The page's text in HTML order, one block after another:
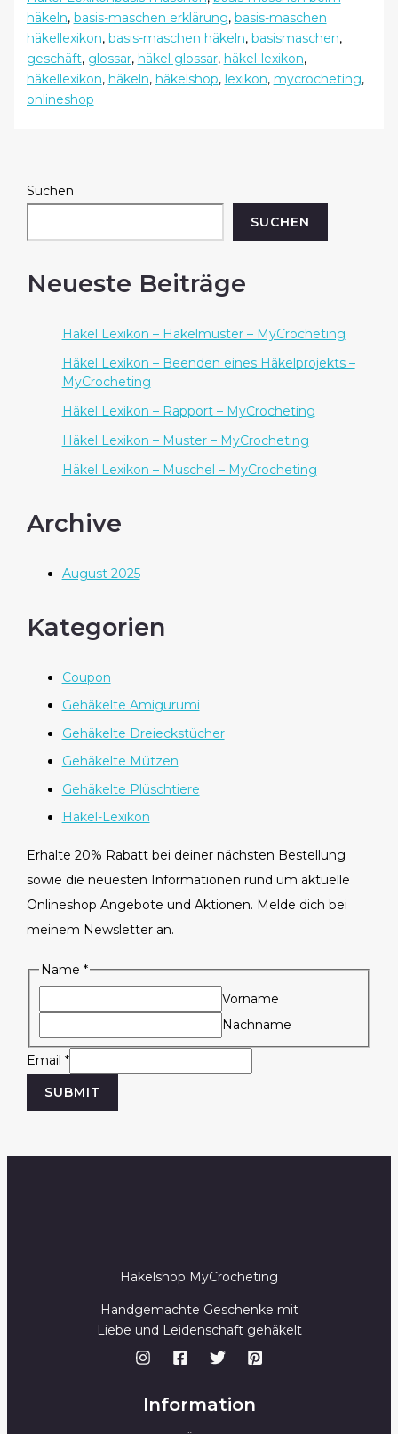
–
Basis-
Maschen
–
MyCrocheting
häkeln, basis-maschen erklärung, basis-maschen
häkellexikon, basis-maschen häkeln, basismaschen,
geschäft, glossar, häkel glossar, häkel-lexikon,
häkellexikon, häkeln, häkelshop, lexikon, mycrocheting,
onlineshop
Suchen
SUCHEN
Neueste Beiträge
Häkel Lexikon – Häkelmuster – MyCrocheting
Häkel Lexikon – Beenden eines Häkelprojekts –
MyCrocheting
Häkel Lexikon – Rapport – MyCrocheting
Häkel Lexikon – Muster – MyCrocheting
Häkel Lexikon – Muschel – MyCrocheting
Archive
August 2025
Kategorien
Coupon
Gehäkelte Amigurumi
Gehäkelte Dreieckstücher
Gehäkelte Mützen
Gehäkelte Plüschtiere
Häkel-Lexikon
Erhalte 20% Rabatt bei deiner nächsten Bestellung
sowie die neuesten Informationen rund um aktuelle
Onlineshop Angebote und Aktionen. Melde dich bei
meinem Newsletter an.
Name*
Vorname
Nachname
N
m
E
Email *
SUBMIT
Häkelshop MyCrocheting
Handgemachte Geschenke mit
Liebe und Leidenschaft gehäkelt
Information